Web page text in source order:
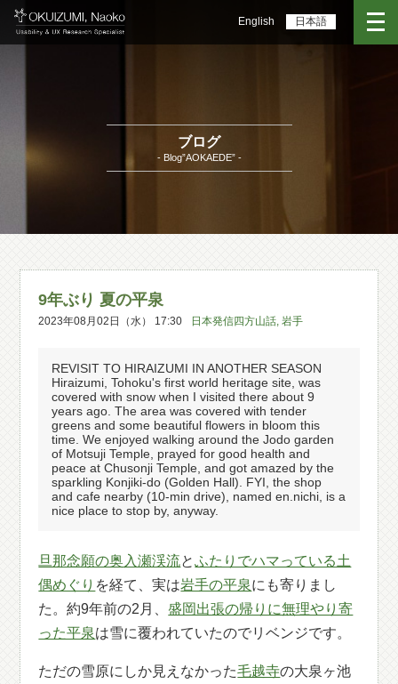
English 日本語
ブログ
- Blog”AOKAEDE” -
9年ぶり 夏の平泉
2023年08月02日（水） 17:30 日本発信四方山話,岩手
REVISIT TO HIRAIZUMI IN ANOTHER SEASON
Hiraizumi, Tohoku's first world heritage site, was
covered with snow when I visited there about 9
years ago. The area was covered with tender
greens and some beautiful flowers in bloom this
time. We enjoyed walking around the Jodo garden
of Motsuji Temple, prayed for good health and
peace at Chusonji Temple, and got amazed by the
sparkling Konjiki-do (Golden Hall). FYI, the shop
and cafe nearby (10-min drive), named en.nichi, is a
nice place to stop by, anyway.
旦那念願の奥入瀬渓流とふたりでハマっている土
偶めぐり を経て、実は岩手の平泉にも寄りまし
た。約9年前の2月、 盛岡出張の帰りに無理やり寄
った平泉は雪に覆われていたのでリベンジです。
ただの雪原にしか見えなかった毛越寺の大泉ヶ池